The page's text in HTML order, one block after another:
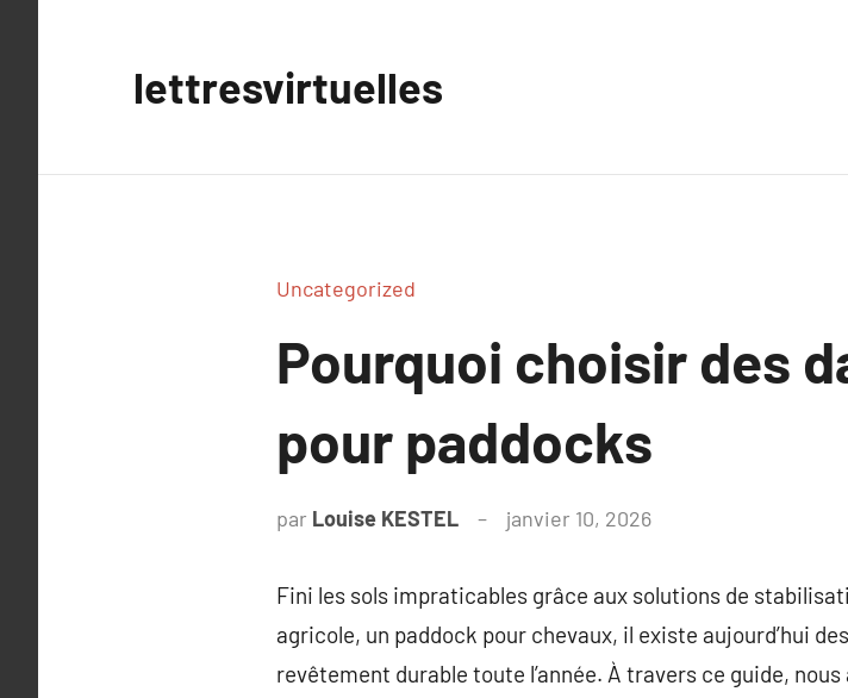
lettresvirtuelles
Uncategorized
Pourquoi choisir des
pour paddocks
par Louise KESTEL janvier 10, 2026
Fini les sols impraticables grâce aux solutions de
agricole, un paddock pour chevaux, il existe aujourd’hui
revêtement durable toute l’année. À travers ce guide,